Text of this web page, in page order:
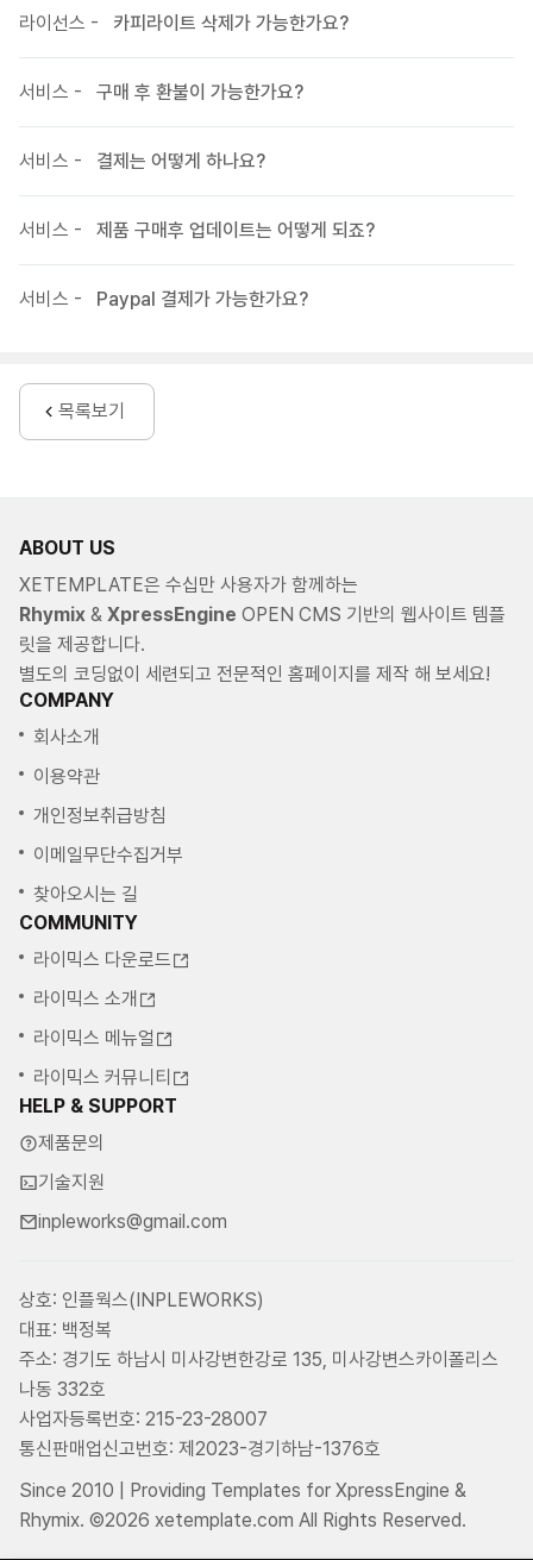
라이선스 - 카피라이트 삭제가 가능한가요?
서비스 - 구매 후 환불이 가능한가요?
서비스 - 결제는 어떻게 하나요?
서비스 - 제품 구매후 업데이트는 어떻게 되죠?
서비스 - Paypal 결제가 가능한가요?
목록보기
ABOUT US
XETEMPLATE은 수십만 사용자가 함께하는
Rhymix & XpressEngine OPEN CMS 기반의 웹사이트 템플
릿을 제공합니다.
별도의 코딩없이 세련되고 전문적인 홈페이지를 제작 해 보세요!
COMPANY
회사소개
이용약관
개인정보취급방침
이메일무단수집거부
찾아오시는 길
COMMUNITY
라이믹스 다운로드
라이믹스 소개
라이믹스 메뉴얼
라이믹스 커뮤니티
HELP & SUPPORT
제품문의
기술지원
inpleworks@gmail.com
상호: 인플웍스(INPLEWORKS)
대표: 백정복
주소: 경기도 하남시 미사강변한강로 135, 미사강변스카이폴리스
나동 332호
사업자등록번호: 215-23-28007
통신판매업신고번호: 제2023-경기하남-1376호
Since 2010 | Providing Templates for XpressEngine &
Rhymix. ©2026 xetemplate.com All Rights Reserved.